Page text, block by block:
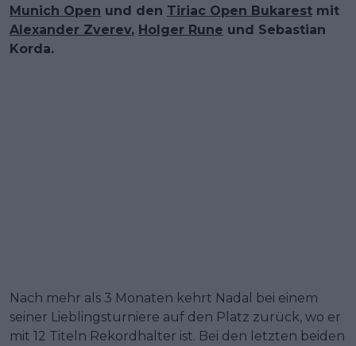
Munich Open und den Tiriac Open Bukarest mit
Alexander Zverev, Holger Rune und Sebastian
Korda.
Nach mehr als 3 Monaten kehrt Nadal bei einem
seiner Lieblingsturniere auf den Platz zurück, wo er
mit 12 Titeln Rekordhalter ist. Bei den letzten beiden